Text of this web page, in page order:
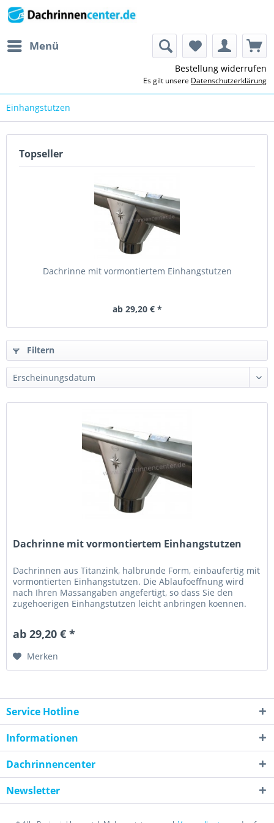
Menü
Bestellung widerrufen
Es gilt unsere Datenschutzerklärung
Einhangstutzen
Topseller
Dachrinne mit vormontiertem Einhangstutzen
ab 29,20 € *
Filtern
Dachrinne mit vormontiertem Einhangstutzen
Dachrinnen aus Titanzink, halbrunde Form, einbaufertig mit
vormontierten Einhangstutzen. Die Ablaufoeffnung wird
nach Ihren Massangaben angefertigt, so dass Sie den
zugehoerigen Einhangstutzen leicht anbringen koennen.
ab 29,20 € *
Merken
Service Hotline
Informationen
Dachrinnencenter
Newsletter